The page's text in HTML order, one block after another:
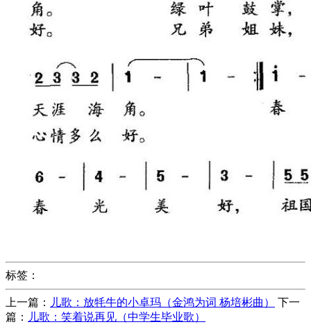
标签：
上一篇： 儿歌：放牦牛的小卓玛（金鸿为词 杨培彬曲）
下一
篇：
儿歌：笑着说再见（中学生毕业歌）